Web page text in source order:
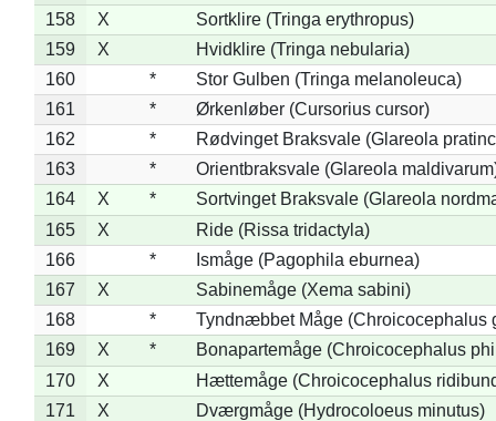
158
X
Sortklire (Tringa erythropus)
159
X
Hvidklire (Tringa nebularia)
160
*
Stor Gulben (Tringa melanoleuca)
161
*
Ørkenløber (Cursorius cursor)
162
*
Rødvinget Braksvale (Glareola
163
*
Orientbraksvale (Glareola
164
X *
Sortvinget Braksvale (Glareola
165
X
Ride (Rissa tridactyla)
166
*
Ismåge (Pagophila eburnea)
167
X
Sabinemåge (Xema sabini)
168
*
Tyndnæbbet Måge (Chroicocephalus
169
X *
Bonapartemåge (Chroicocephalus
170
X
Hættemåge (Chroicocephalus
171
X
Dværgmåge (Hydrocoloeus minutus)